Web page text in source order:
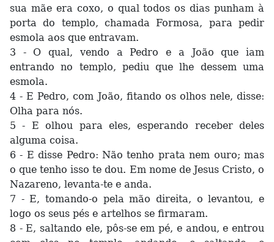
sua mãe era coxo, o qual todos os dias punham à
porta do templo, chamada Formosa, para pedir
esmola aos que entravam.
3 - O qual, vendo a Pedro e a João que iam
entrando no templo, pediu que lhe dessem uma
esmola.
4 - E Pedro, com João, fitando os olhos nele, disse:
Olha para nós.
5 - E olhou para eles, esperando receber deles
alguma coisa.
6 - E disse Pedro: Não tenho prata nem ouro; mas
o que tenho isso te dou. Em nome de Jesus Cristo, o
Nazareno, levanta-te e anda.
7 - E, tomando-o pela mão direita, o levantou, e
logo os seus pés e artelhos se firmaram.
8 - E, saltando ele, pôs-se em pé, e andou, e entrou